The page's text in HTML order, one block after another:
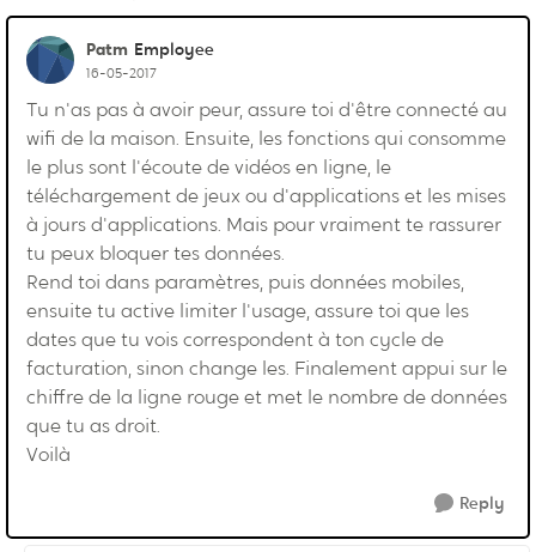
Patm Employee
16-05-2017
Tu n'as pas à avoir peur, assure toi d'être connecté au
wifi de la maison. Ensuite, les fonctions qui consomme
le plus sont l'écoute de vidéos en ligne, le
téléchargement de jeux ou d'applications et les mises
à jours d'applications. Mais pour vraiment te rassurer
tu peux bloquer tes données.
Rend toi dans paramètres, puis données mobiles,
ensuite tu active limiter l'usage, assure toi que les
dates que tu vois correspondent à ton cycle de
facturation, sinon change les. Finalement appui sur le
chiffre de la ligne rouge et met le nombre de données
que tu as droit.
Voilà
Reply